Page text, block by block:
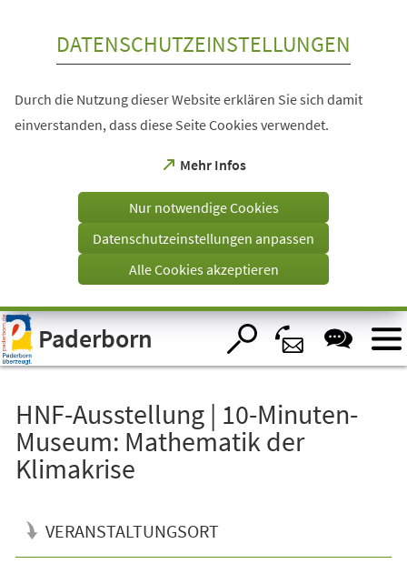
Visuelle
Assistenzsoftware
öffnen.
DATENSCHUTZEINSTELLUNGEN
Durch die Nutzung dieser Website erklären Sie sich damit
einverstanden, dass diese Seite Cookies verwendet.
Mehr Infos
(Öffnet
einem
Tab)
Nur notwendige Cookies
Datenschutzeinstellungen anpassen
Alle Cookies akzeptieren
Paderborn
HNF-Ausstellung | 10-Minuten-
Museum: Mathematik der
Klimakrise
VERANSTALTUNGSORT